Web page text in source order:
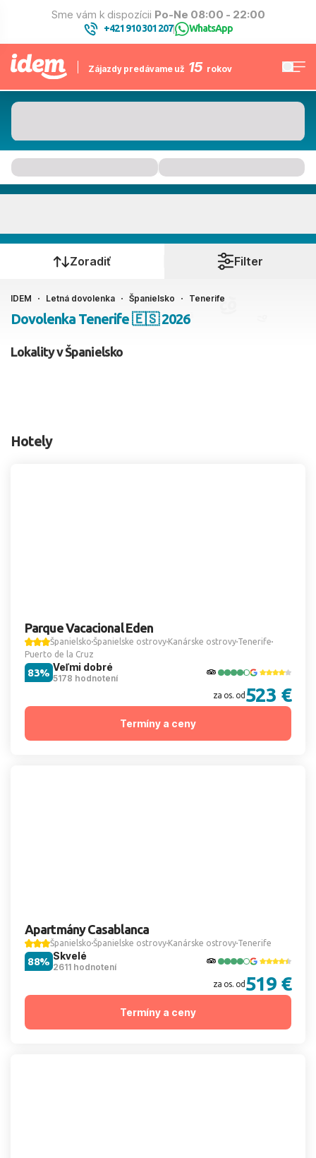
Sme vám k dispozícii Po-Ne 08:00 - 22:00
+421 910 301 207| WhatsApp
Zájazdy predávame už 15 rokov
Kedy cestujete?
Ako cestujete?
2 dospelí, 0 deti
Zoradiť Filter
IDEM Letná dovolenka Španielsko Tenerife
Dovolenka Tenerife 🇪🇸 2026
Lokality v Španielsko
Hotely
Parque Vacacional Eden
Španielsko Španielske ostrovy Kanárske ostrovy Tenerife
Puerto de la Cruz
Veľmi dobré
5178 hodnotení
83%
za os. od 523 €
Termíny a ceny
Apartmány Casablanca
Španielsko Španielske ostrovy Kanárske ostrovy Tenerife
Skvelé
2611 hodnotení
88%
za os. od 519 €
Termíny a ceny